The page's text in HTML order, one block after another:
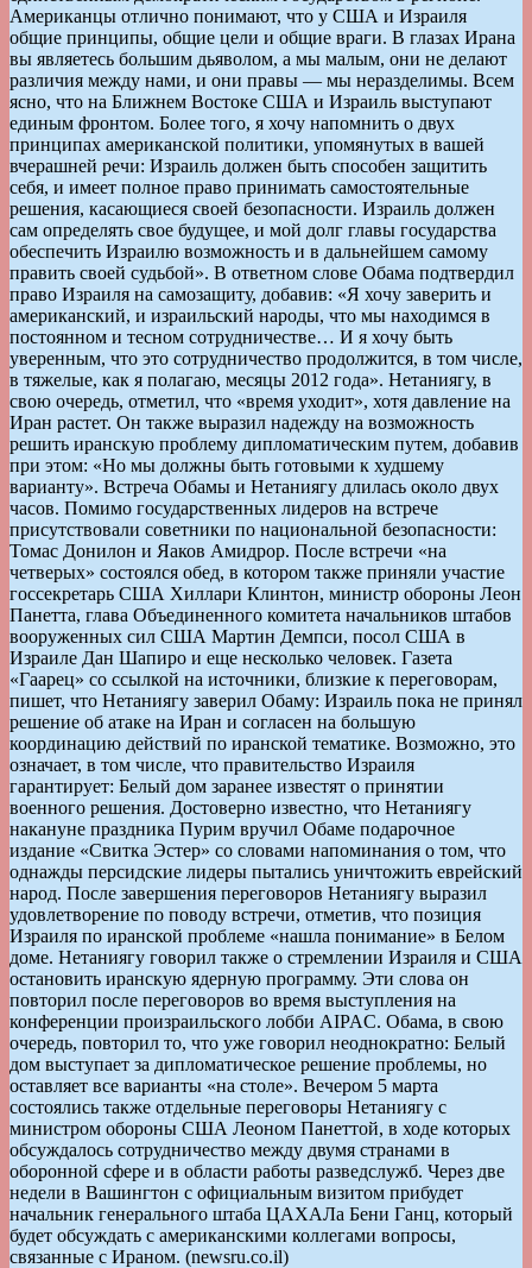
Американцы отлично понимают, что у США и Израиля
общие принципы, общие цели и общие враги. В глазах Ирана
вы являетесь большим дьяволом, а мы малым, они не делают
различия между нами, и они правы — мы неразделимы. Всем
ясно, что на Ближнем Востоке США и Израиль выступают
единым фронтом. Более того, я хочу напомнить о двух
принципах американской политики, упомянутых в вашей
вчерашней речи: Израиль должен быть способен защитить
себя, и имеет полное право принимать самостоятельные
решения, касающиеся своей безопасности. Израиль должен
сам определять свое будущее, и мой долг главы государства
обеспечить Израилю возможность и в дальнейшем самому
править своей судьбой». В ответном слове Обама подтвердил
право Израиля на самозащиту, добавив: «Я хочу заверить и
американский, и израильский народы, что мы находимся в
постоянном и тесном сотрудничестве… И я хочу быть
уверенным, что это сотрудничество продолжится, в том числе,
в тяжелые, как я полагаю, месяцы 2012 года». Нетаниягу, в
свою очередь, отметил, что «время уходит», хотя давление на
Иран растет. Он также выразил надежду на возможность
решить иранскую проблему дипломатическим путем, добавив
при этом: «Но мы должны быть готовыми к худшему
варианту». Встреча Обамы и Нетаниягу длилась около двух
часов. Помимо государственных лидеров на встрече
присутствовали советники по национальной безопасности:
Томас Донилон и Яаков Амидрор. После встречи «на
четверых» состоялся обед, в котором также приняли участие
госсекретарь США Хиллари Клинтон, министр обороны Леон
Панетта, глава Объединенного комитета начальников штабов
вооруженных сил США Мартин Демпси, посол США в
Израиле Дан Шапиро и еще несколько человек. Газета
«Гаарец» со ссылкой на источники, близкие к переговорам,
пишет, что Нетаниягу заверил Обаму: Израиль пока не принял
решение об атаке на Иран и согласен на большую
координацию действий по иранской тематике. Возможно, это
означает, в том числе, что правительство Израиля
гарантирует: Белый дом заранее известят о принятии
военного решения. Достоверно известно, что Нетаниягу
накануне праздника Пурим вручил Обаме подарочное
издание «Свитка Эстер» со словами напоминания о том, что
однажды персидские лидеры пытались уничтожить еврейский
народ. После завершения переговоров Нетаниягу выразил
удовлетворение по поводу встречи, отметив, что позиция
Израиля по иранской проблеме «нашла понимание» в Белом
доме. Нетаниягу говорил также о стремлении Израиля и США
остановить иранскую ядерную программу. Эти слова он
повторил после переговоров во время выступления на
конференции произраильского лобби AIPAC. Обама, в свою
очередь, повторил то, что уже говорил неоднократно: Белый
дом выступает за дипломатическое решение проблемы, но
оставляет все варианты «на столе». Вечером 5 марта
состоялись также отдельные переговоры Нетаниягу с
министром обороны США Леоном Панеттой, в ходе которых
обсуждалось сотрудничество между двумя странами в
оборонной сфере и в области работы разведслужб. Через две
недели в Вашингтон с официальным визитом прибудет
начальник генерального штаба ЦАХАЛа Бени Ганц, который
будет обсуждать с американскими коллегами вопросы,
связанные с Ираном. (newsru.co.il)